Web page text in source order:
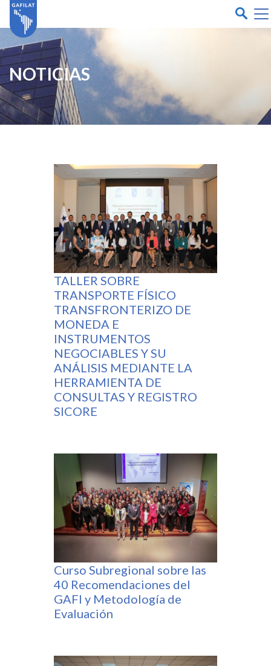
NOTICIAS
TALLER SOBRE
TRANSPORTE FÍSICO
TRANSFRONTERIZO DE
MONEDA E
INSTRUMENTOS
NEGOCIABLES Y SU
ANÁLISIS MEDIANTE LA
HERRAMIENTA DE
CONSULTAS Y REGISTRO
SICORE
Curso Subregional sobre las
40 Recomendaciones del
GAFI y Metodología de
Evaluación